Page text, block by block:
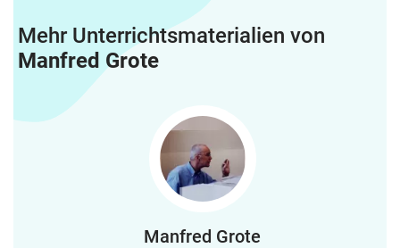
Mehr Unterrichtsmaterialien von
Manfred Grote
Manfred Grote